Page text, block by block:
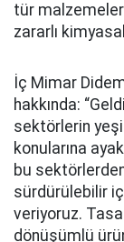
tür
zararlı
İç Mimar
hakkında:
sektörlerin
konularına
bu
sürdürülebilir
veriyoruz.
dönüşümlü